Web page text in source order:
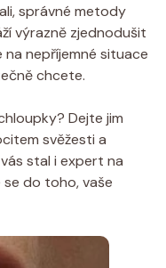
správné metody
výrazně zjednodušit
nepříjemné situace
chcete.
Dejte jim
svěžesti a
stal i expert na
do toho, vaše